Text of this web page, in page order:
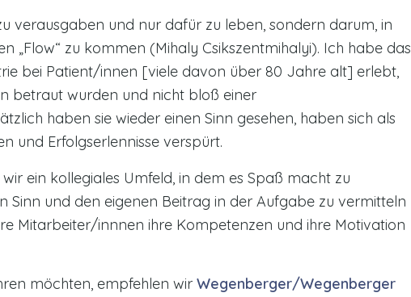
verausgaben und nur dafür zu leben, sondern darum, in
„Flow“ zu kommen (Mihaly Csikszentmihalyi). Ich habe das
bei Patient/innen [viele davon über 80 Jahre alt] erlebt,
betraut wurden und nicht bloß einer
haben sie wieder einen Sinn gesehen, haben sich als
und Erfolgserlennisse verspürt.
ein kollegiales Umfeld, in dem es Spaß macht zu
Sinn und den eigenen Beitrag in der Aufgabe zu vermitteln
Mitarbeiter/innnen ihre Kompetenzen und ihre Motivation
möchten, empfehlen wir Wegenberger/Wegenberger